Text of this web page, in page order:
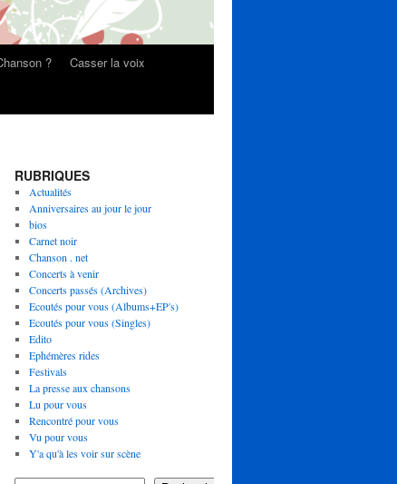
?
Casser la voix
RUBRIQUES
Actualités
Anniversaires au jour le jour
bios
Carnet noir
Chanson . net
Concerts à venir
Concerts passés (Archives)
Ecoutés pour vous (Albums+EP's)
Ecoutés pour vous (Singles)
Edito
Ephémères rides
Festivals
La presse aux chansons
Lu pour vous
Rencontré pour vous
Vu pour vous
Y'a qu'à les voir sur scène